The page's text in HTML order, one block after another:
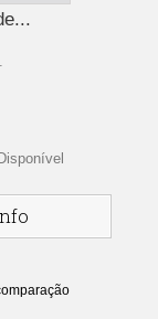
Disponível